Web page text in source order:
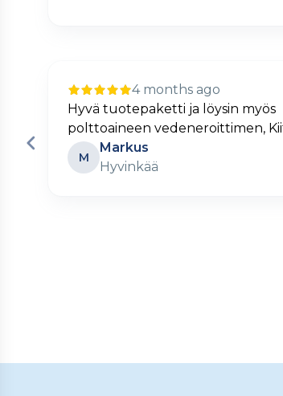
4 months ago
Nopea ja kätevä verkkokauppa.
M
Matti
Turku